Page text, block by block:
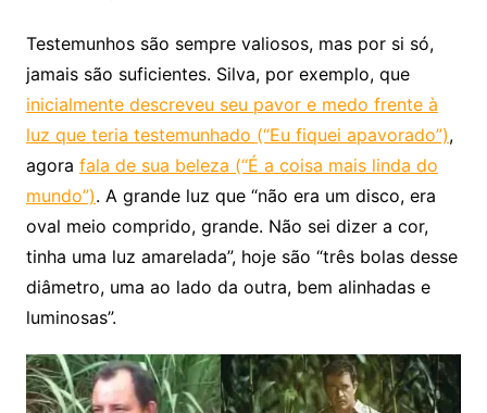
Testemunhos são sempre valiosos, mas por si só,
jamais são suficientes. Silva, por exemplo, que
inicialmente descreveu seu pavor e medo frente à
luz que teria testemunhado (“Eu fiquei apavorado”),
agora fala de sua beleza (“É a coisa mais linda do
mundo”). A grande luz que “não era um disco, era
oval meio comprido, grande. Não sei dizer a cor,
tinha uma luz amarelada”, hoje são “três bolas desse
diâmetro, uma ao lado da outra, bem alinhadas e
luminosas”.